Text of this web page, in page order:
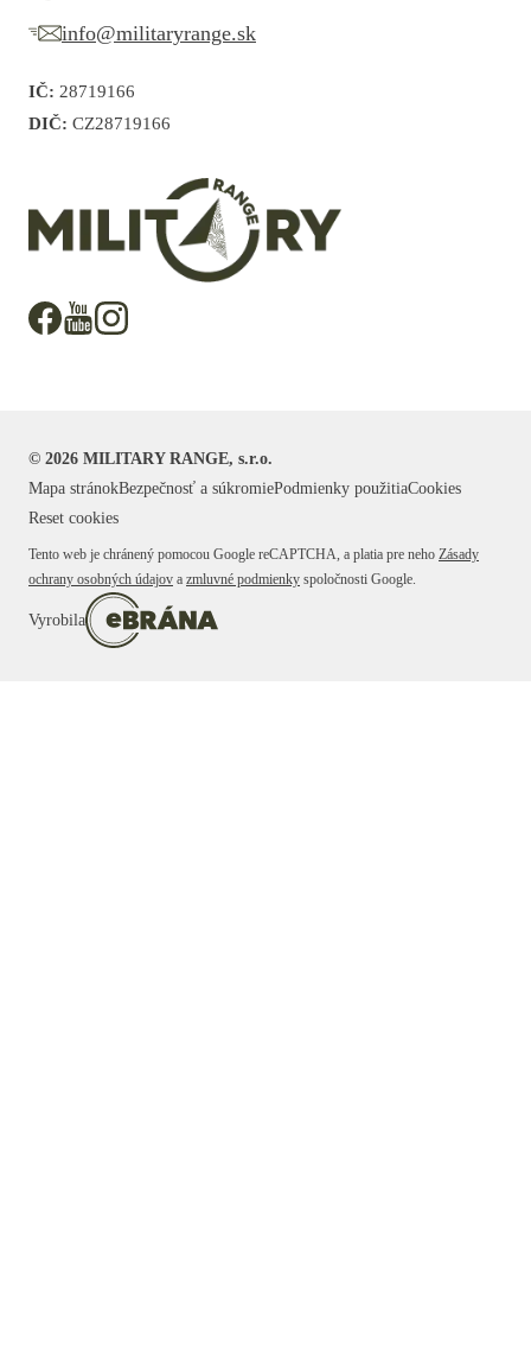
info@militaryrange.sk
IČ: 28719166
DIČ: CZ28719166
© 2026 MILITARY RANGE, s.r.o.
Mapa stránokBezpečnosť a súkromiePodmienky použitiaCookies
Reset cookies
Tento web je chránený pomocou Google reCAPTCHA, a platia pre neho Zásady
ochrany osobných údajov a zmluvné podmienky spoločnosti Google.
Vyrobila